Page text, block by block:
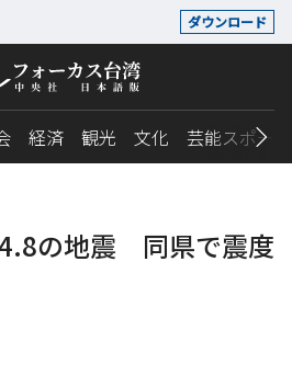
ダウンロード
経済 観光 文化 芸能スポーツ
の地震 同県で震度